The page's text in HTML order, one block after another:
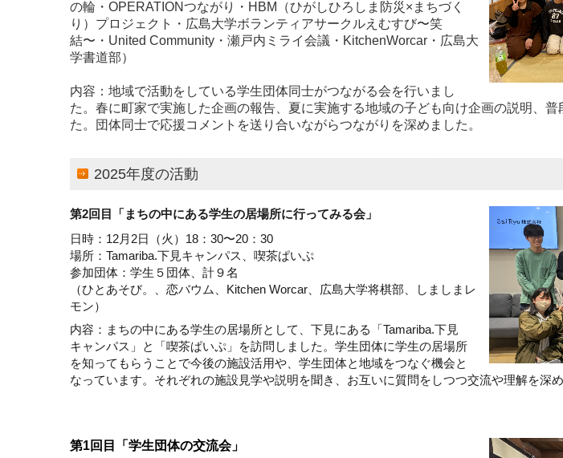
の輪・OPERATIONつながり・HBM（ひがしひろしま防災×まちづく
り）プロジェクト・広島大学ボランティアサークルえむすび〜笑
結〜・United Community・瀬戸内ミライ会議・KitchenWorcar・広島大
学書道部）
内容：地域で活動をしている学生団体同士がつながる会を行いまし
た。春に町家で実施した企画の報告、夏に実施する地域の子ども向け企画の説明、
た。団体同士で応援コメントを送り合いながらつながりを深めました。
2025年度の活動
第2回目「まちの中にある学生の居場所に行ってみる会」
日時：12月2日（火）18：30〜20：30
場所：Tamariba.下見キャンパス、喫茶ぱいぷ
参加団体：学生５団体、計９名
（ひとあそび。、恋バウム、Kitchen Worcar、広島大学将棋部、しましまレ
モン）
内容：まちの中にある学生の居場所として、下見にある「Tamariba.下見
キャンパス」と「喫茶ぱいぷ」を訪問しました。学生団体に学生の居場所
を知ってもらうことで今後の施設活用や、学生団体と地域をつなぐ機会と
なっています。それぞれの施設見学や説明を聞き、お互いに質問をしつつ交流や理解を深め
第1回目「学生団体の交流会」